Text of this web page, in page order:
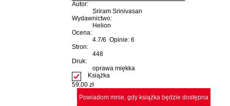
Autor:
Sriram Srinivasan
Wydawnictwo:
Helion
Ocena:
4.7/6 Opinie: 6
Stron:
448
Druk:
oprawa miękka
Książka
59,00 zł
Powiadom mnie, gdy książka będzie dostępna